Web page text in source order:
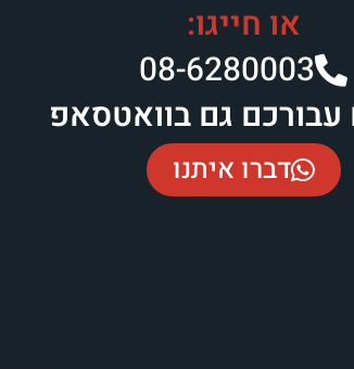
או חייגו:
08-6280003​
עבורכם גם בוואטסאפ
דברו איתנו